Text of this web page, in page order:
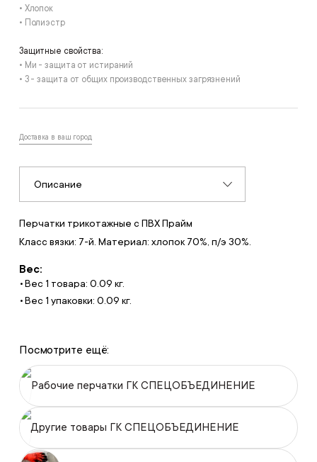
• Хлопок
• Полиэстр
Защитные свойства:
• Ми - защита от истираний
• З - защита от общих производственных загрязнений
Доставка в ваш город
Описание
Перчатки трикотажные с ПВХ Прайм
Класс вязки: 7-й. Материал: хлопок 70%, п/э 30%.
Вес:
Вес 1 товара: 0.09 кг.
Вес 1 упаковки: 0.09 кг.
Посмотрите ещё:
Рабочие перчатки ГК СПЕЦОБЪЕДИНЕНИЕ
Другие товары ГК СПЕЦОБЪЕДИНЕНИЕ